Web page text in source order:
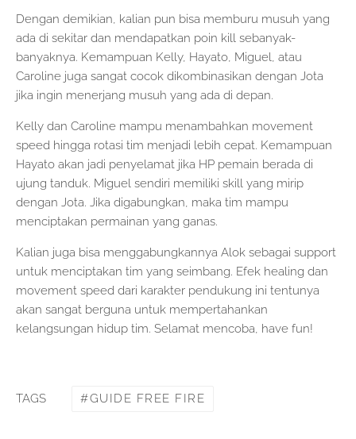
Dengan demikian, kalian pun bisa memburu musuh yang
ada di sekitar dan mendapatkan poin kill sebanyak-
banyaknya. Kemampuan Kelly, Hayato, Miguel, atau
Caroline juga sangat cocok dikombinasikan dengan Jota
jika ingin menerjang musuh yang ada di depan.
Kelly dan Caroline mampu menambahkan movement
speed hingga rotasi tim menjadi lebih cepat. Kemampuan
Hayato akan jadi penyelamat jika HP pemain berada di
ujung tanduk. Miguel sendiri memiliki skill yang mirip
dengan Jota. Jika digabungkan, maka tim mampu
menciptakan permainan yang ganas.
Kalian juga bisa menggabungkannya Alok sebagai support
untuk menciptakan tim yang seimbang. Efek healing dan
movement speed dari karakter pendukung ini tentunya
akan sangat berguna untuk mempertahankan
kelangsungan hidup tim. Selamat mencoba, have fun!
TAGS GUIDE FREE FIRE